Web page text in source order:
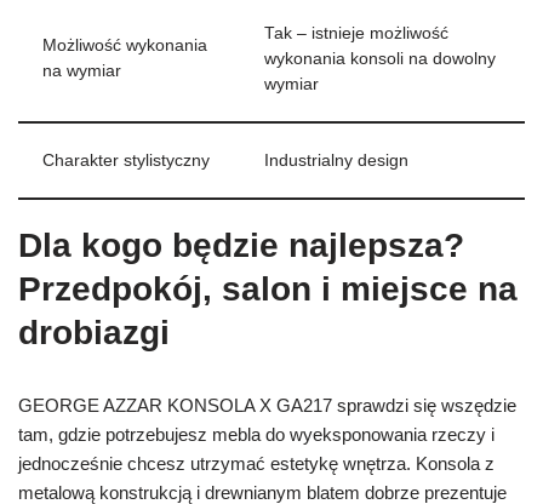
Możliwość wykonania
na wymiar
Tak – istnieje możliwość
wykonania konsoli na dowolny
wymiar
Charakter stylistyczny Industrialny design
Dla kogo będzie najlepsza?
Przedpokój, salon i miejsce na
drobiazgi
GEORGE AZZAR KONSOLA X GA217 sprawdzi się wszędzie
tam, gdzie potrzebujesz mebla do wyeksponowania rzeczy i
jednocześnie chcesz utrzymać estetykę wnętrza. Konsola z
metalową konstrukcją i drewnianym blatem dobrze prezentuje